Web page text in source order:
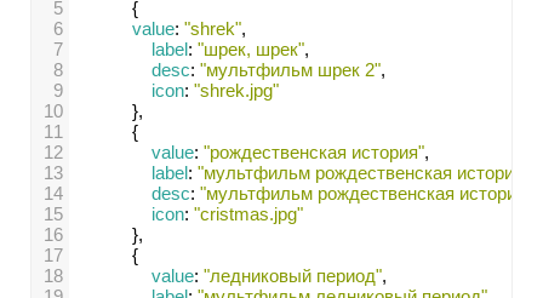
5
{
6
value: "shrek",
7
label: "шрек, шрек",
8
desc: "мультфильм шрек 2",
9
icon: "shrek.jpg"
10
},
11
{
12
value: "рождественская история",
13
label: "мультфильм рождественская история"
14
desc: "мультфильм рождественская история"
15
icon: "cristmas.jpg"
16
},
17
{
18
value: "ледниковый период",